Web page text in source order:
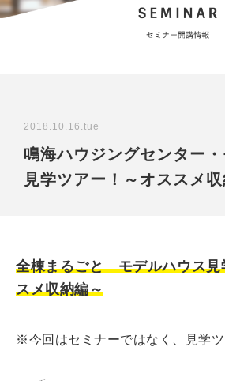
2018.10.16.tue
鳴海ハウジングセンター
見学ツアー！～オススメ収
全棟まるごと モデルハウス見
スメ収納編～
※今回はセミナーではなく、見学